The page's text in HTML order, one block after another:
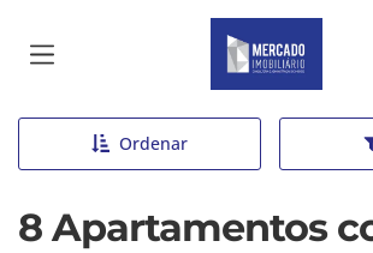
Página inicial
Ordenar
8 Apartamentos